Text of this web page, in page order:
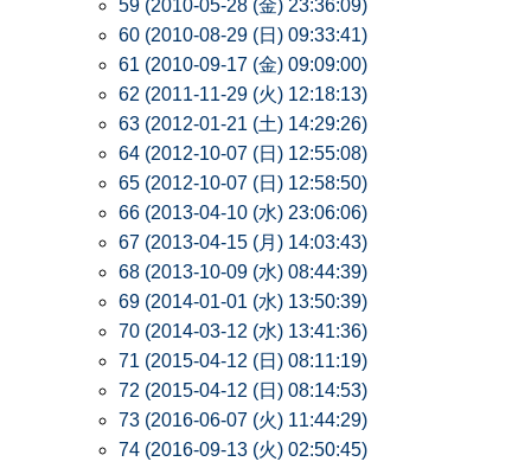
59 (2010-05-28 (金) 23:36:09)
60 (2010-08-29 (日) 09:33:41)
61 (2010-09-17 (金) 09:09:00)
62 (2011-11-29 (火) 12:18:13)
63 (2012-01-21 (土) 14:29:26)
64 (2012-10-07 (日) 12:55:08)
65 (2012-10-07 (日) 12:58:50)
66 (2013-04-10 (水) 23:06:06)
67 (2013-04-15 (月) 14:03:43)
68 (2013-10-09 (水) 08:44:39)
69 (2014-01-01 (水) 13:50:39)
70 (2014-03-12 (水) 13:41:36)
71 (2015-04-12 (日) 08:11:19)
72 (2015-04-12 (日) 08:14:53)
73 (2016-06-07 (火) 11:44:29)
74 (2016-09-13 (火) 02:50:45)